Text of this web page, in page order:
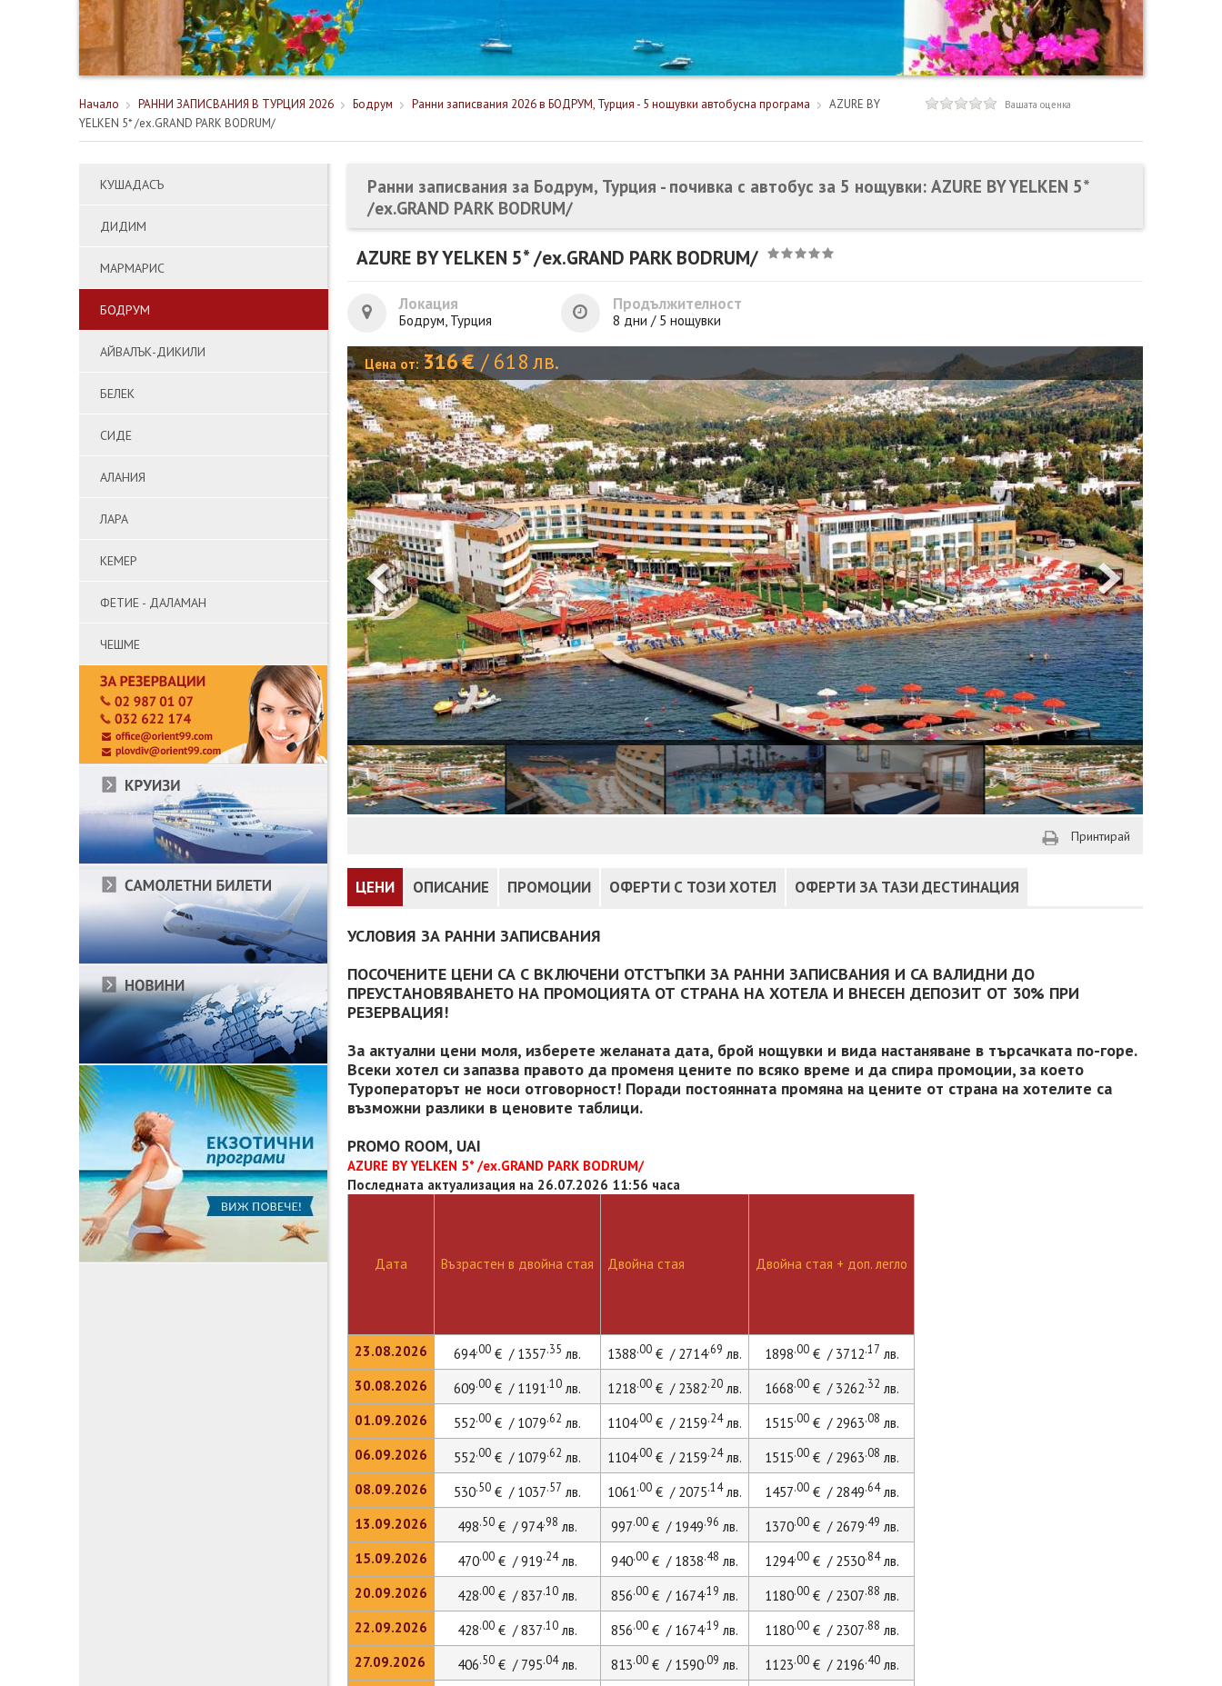
Начало РАННИ ЗАПИСВАНИЯ В ТУРЦИЯ 2026 Бодрум Ранни записвания 2026 в БОДРУМ, Турция - 5 нощувки автобусна програма
AZURE BY
YELKEN 5* /ex.GRAND PARK BODRUM/
Вашата оценка
КУШАДАСЪ
ДИДИМ
МАРМАРИС
БОДРУМ
АЙВАЛЪК-ДИКИЛИ
БЕЛЕК
СИДЕ
АЛАНИЯ
ЛАРА
КЕМЕР
ФЕТИЕ - ДАЛАМАН
ЧЕШМЕ
Ранни записвания за Бодрум, Турция - почивка с автобус за 5 нощувки: AZURE BY YELKEN 5*
/ex.GRAND PARK BODRUM/
AZURE BY YELKEN 5* /ex.GRAND PARK BODRUM/
Локация
Бодрум, Турция
Продължителност
8 дни / 5 нощувки
Цена от:316€ / 618 лв.
Принтирай
ЦЕНИ ОПИСАНИЕ ПРОМОЦИИ ОФЕРТИ С ТОЗИ ХОТЕЛ ОФЕРТИ ЗА ТАЗИ ДЕСТИНАЦИЯ
УСЛОВИЯ ЗА РАННИ ЗАПИСВАНИЯ
ПОСОЧЕНИТЕ ЦЕНИ СА С ВКЛЮЧЕНИ ОТСТЪПКИ ЗА РАННИ ЗАПИСВАНИЯ И СА ВАЛИДНИ ДО
ПРЕУСТАНОВЯВАНЕТО НА ПРОМОЦИЯТА ОТ СТРАНА НА ХОТЕЛА И ВНЕСЕН ДЕПОЗИТ ОТ 30% ПРИ
РЕЗЕРВАЦИЯ!
За актуални цени моля, изберете желаната дата, брой нощувки и вида настаняване в търсачката по-горе.
Всеки хотел си запазва правото да променя цените по всяко време и да спира промоции, за което
Туроператорът не носи отговорност! Поради постоянната промяна на цените от страна на хотелите са
възможни разлики в ценовите таблици.
PROMO ROOM, UAI
AZURE BY YELKEN 5* /ex.GRAND PARK BODRUM/
Последната актуализация на 26.07.2026 11:56 часа
Дата
23.08.2026
30.08.2026
01.09.2026
06.09.2026
08.09.2026
13.09.2026
15.09.2026
20.09.2026
22.09.2026
27.09.2026
Възрастен в двойна стая Двойна стая Двойна стая + доп. легло
694.00 € / 1357.35 лв. 1388.00 € / 2714.69 лв. 1898.00€ / 3712.17 лв.
609.00 € / 1191.10 лв. 1218.00 € / 2382.20 лв. 1668.00€ / 3262.32 лв.
552.00 € / 1079.62 лв. 1104.00 € / 2159.24лв. 1515.00€ / 2963.08 лв.
552.00 € / 1079.62 лв. 1104.00 € / 2159.24лв. 1515.00€ / 2963.08 лв.
530.50 € / 1037.57 лв. 1061.00 € / 2075.14лв. 1457.00€ / 2849.64лв.
498.50 € / 974.98 лв. 997.00 € / 1949.96 лв. 1370.00€ / 2679.49 лв.
470.00 € / 919.24лв. 940.00 € / 1838.48 лв. 1294.00€ / 2530.84лв.
428.00 € / 837.10 лв. 856.00 € / 1674.19 лв. 1180.00€ / 2307.88 лв.
428.00 € / 837.10 лв. 856.00 € / 1674.19 лв. 1180.00€ / 2307.88 лв.
406.50 € / 795.04лв. 813.00 € / 1590.09 лв. 1123.00€ / 2196.40лв.